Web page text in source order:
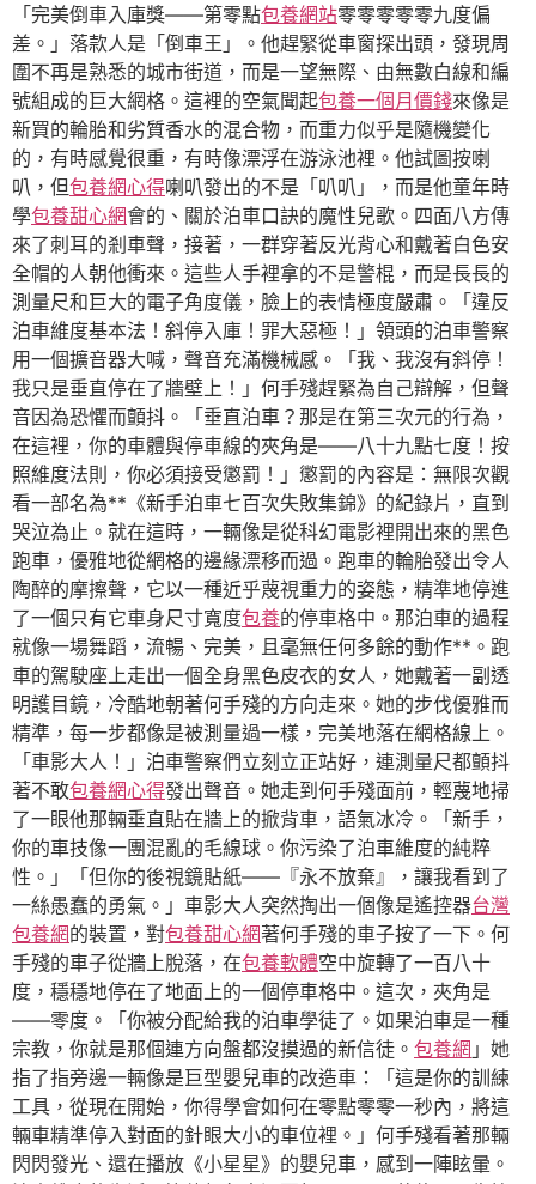
「完美倒車入庫獎——第零點包養網站零零零零零九度偏
差。」落款人是「倒車王」。他趕緊從車窗探出頭，發現周
圍不再是熟悉的城市街道，而是一望無際、由無數白線和編
號組成的巨大網格。這裡的空氣聞起包養一個月價錢來像是
新買的輪胎和劣質香水的混合物，而重力似乎是隨機變化
的，有時感覺很重，有時像漂浮在游泳池裡。他試圖按喇
叭，但包養網心得喇叭發出的不是「叭叭」，而是他童年時
學包養甜心網會的、關於泊車口訣的魔性兒歌。四面八方傳
來了刺耳的剎車聲，接著，一群穿著反光背心和戴著白色安
全帽的人朝他衝來。這些人手裡拿的不是警棍，而是長長的
測量尺和巨大的電子角度儀，臉上的表情極度嚴肅。「違反
泊車維度基本法！斜停入庫！罪大惡極！」領頭的泊車警察
用一個擴音器大喊，聲音充滿機械感。「我、我沒有斜停！
我只是垂直停在了牆壁上！」何手殘趕緊為自己辯解，但聲
音因為恐懼而顫抖。「垂直泊車？那是在第三次元的行為，
在這裡，你的車體與停車線的夾角是——八十九點七度！按
照維度法則，你必須接受懲罰！」懲罰的內容是：無限次觀
看一部名為**《新手泊車七百次失敗集錦》的紀錄片，直到
哭泣為止。就在這時，一輛像是從科幻電影裡開出來的黑色
跑車，優雅地從網格的邊緣漂移而過。跑車的輪胎發出令人
陶醉的摩擦聲，它以一種近乎蔑視重力的姿態，精準地停進
了一個只有它車身尺寸寬度包養的停車格中。那泊車的過程
就像一場舞蹈，流暢、完美，且毫無任何多餘的動作**。跑
車的駕駛座上走出一個全身黑色皮衣的女人，她戴著一副透
明護目鏡，冷酷地朝著何手殘的方向走來。她的步伐優雅而
精準，每一步都像是被測量過一樣，完美地落在網格線上。
「車影大人！」泊車警察們立刻立正站好，連測量尺都顫抖
著不敢包養網心得發出聲音。她走到何手殘面前，輕蔑地掃
了一眼他那輛垂直貼在牆上的掀背車，語氣冰冷。「新手，
你的車技像一團混亂的毛線球。你污染了泊車維度的純粹
性。」「但你的後視鏡貼紙——『永不放棄』，讓我看到了
一絲愚蠢的勇氣。」車影大人突然掏出一個像是遙控器台灣
包養網的裝置，對包養甜心網著何手殘的車子按了一下。何
手殘的車子從牆上脫落，在包養軟體空中旋轉了一百八十
度，穩穩地停在了地面上的一個停車格中。這次，夾角是
——零度。「你被分配給我的泊車學徒了。如果泊車是一種
宗教，你就是那個連方向盤都沒摸過的新信徒。 包養網 」她
指了指旁邊一輛像是巨型嬰兒車的改造車：「這是你的訓練
工具，從現在開始，你得學會如何在零點零零一秒內，將這
輛車精準停入對面的針眼大小的車位裡。」何手殘看著那輛
閃閃發光、還在播放《小星星》的嬰兒車，感到一陣眩暈。